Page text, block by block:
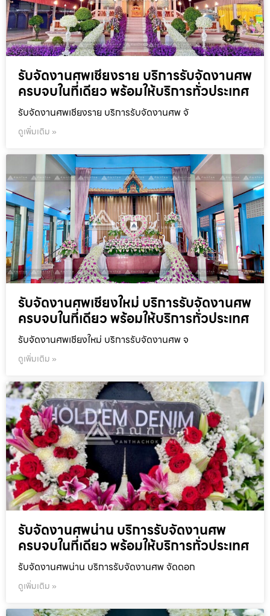
รับจัดงานศพเชียงราย บริการรับจัดงานศพ
ครบจบในที่เดียว พร้อมให้บริการทั่วประเทศ
รับจัดงานศพเชียงราย บริการรับจัดงานศพ จั
ดูเพิ่มเติม »
รับจัดงานศพเชียงใหม่ บริการรับจัดงานศพ
ครบจบในที่เดียว พร้อมให้บริการทั่วประเทศ
รับจัดงานศพเชียงใหม่ บริการรับจัดงานศพ จ
ดูเพิ่มเติม »
รับจัดงานศพน่าน บริการรับจัดงานศพ
ครบจบในที่เดียว พร้อมให้บริการทั่วประเทศ
รับจัดงานศพน่าน บริการรับจัดงานศพ จัดดอก
ดูเพิ่มเติม »